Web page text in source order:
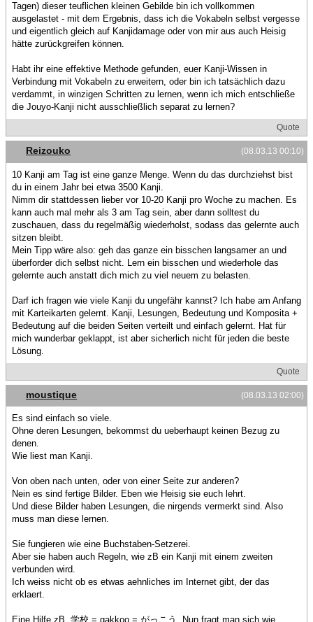
Tagen) dieser teuflichen kleinen Gebilde bin ich vollkommen
ausgelastet - mit dem Ergebnis, dass ich die Vokabeln selbst vergesse
und eigentlich gleich auf Kanjidamage oder von mir aus auch Heisig
hätte zurückgreifen können.
Habt ihr eine effektive Methode gefunden, euer Kanji-Wissen in
Verbindung mit Vokabeln zu erweitern, oder bin ich tatsächlich dazu
verdammt, in winzigen Schritten zu lernen, wenn ich mich entschließe
die Jouyo-Kanji nicht ausschließlich separat zu lernen?
Quote
(08.03.13 00:10)
Reizouko
10 Kanji am Tag ist eine ganze Menge. Wenn du das durchziehst bist
du in einem Jahr bei etwa 3500 Kanji.
Nimm dir stattdessen lieber vor 10-20 Kanji pro Woche zu machen. Es
kann auch mal mehr als 3 am Tag sein, aber dann solltest du
zuschauen, dass du regelmäßig wiederholst, sodass das gelernte auch
sitzen bleibt.
Mein Tipp wäre also: geh das ganze ein bisschen langsamer an und
überforder dich selbst nicht. Lern ein bisschen und wiederhole das
gelernte auch anstatt dich mich zu viel neuem zu belasten.
Darf ich fragen wie viele Kanji du ungefähr kannst? Ich habe am Anfang
mit Karteikarten gelernt. Kanji, Lesungen, Bedeutung und Komposita +
Bedeutung auf die beiden Seiten verteilt und einfach gelernt. Hat für
mich wunderbar geklappt, ist aber sicherlich nicht für jeden die beste
Lösung.
Quote
(08.03.13 02:00)
moustique
Es sind einfach so viele.
Ohne deren Lesungen, bekommst du ueberhaupt keinen Bezug zu
denen.
Wie liest man Kanji.
Von oben nach unten, oder von einer Seite zur anderen?
Nein es sind fertige Bilder. Eben wie Heisig sie euch lehrt.
Und diese Bilder haben Lesungen, die nirgends vermerkt sind. Also
muss man diese lernen.
Sie fungieren wie eine Buchstaben-Setzerei.
Aber sie haben auch Regeln, wie zB ein Kanji mit einem zweiten
verbunden wird.
Ich weiss nicht ob es etwas aehnliches im Internet gibt, der das
erklaert.
Eine Hilfe zB. 学校 = gakkoo = がっこう. Nun fragt man sich wie